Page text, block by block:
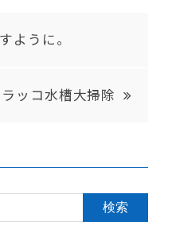
ように。
ラッコ水槽大掃除